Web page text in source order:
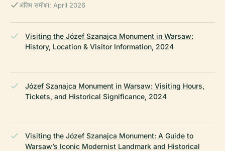
अंतिम समीक्षा: April 2026
Visiting the Józef Szanajca Monument in Warsaw:
History, Location & Visitor Information, 2024
Józef Szanajca Monument in Warsaw: Visiting Hours,
Tickets, and Historical Significance, 2024
Visiting the Józef Szanajca Monument: A Guide to
Warsaw’s Iconic Modernist Landmark and Historical